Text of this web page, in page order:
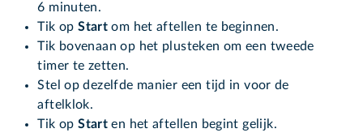
6 minuten.
Tik opStart om het aftellen te beginnen.
Tik bovenaan op het plusteken om een tweede
timer te zetten.
Stel op dezelfde manier een tijd in voor de
aftelklok.
Tik opStart en het aftellen begint gelijk.